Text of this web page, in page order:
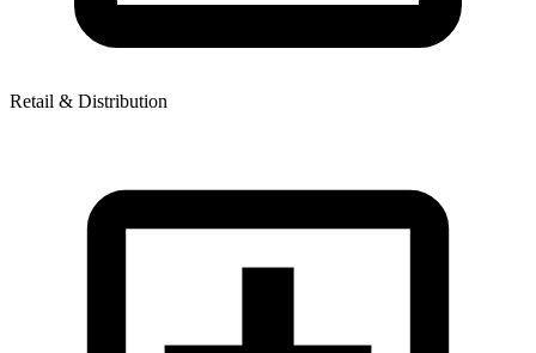
Retail & Distribution